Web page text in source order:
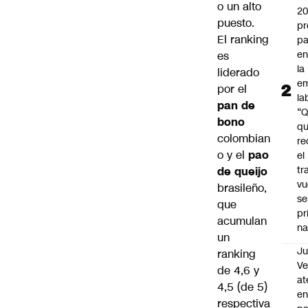
o un alto
puesto.
El ranking
es
liderado
por el
pan de
bono
colombian
o y el pao
de queijo
brasileño,
que
acumulan
un
ranking
de 4,6 y
4,5 (de 5)
respectiva
20
la
el